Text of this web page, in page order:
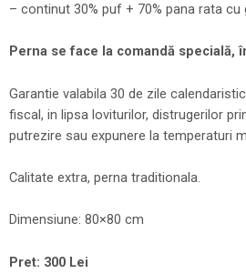
– continut 30% puf + 70% pana rata cu
Perna se face la comandă specială,
Garantie valabila 30 de zile
fiscal, in lipsa loviturilor, distrugerilor
putrezire sau expunere la temperaturi
Calitate extra, perna traditionala.
Dimensiune: 80×80 cm
Pret: 300 Lei